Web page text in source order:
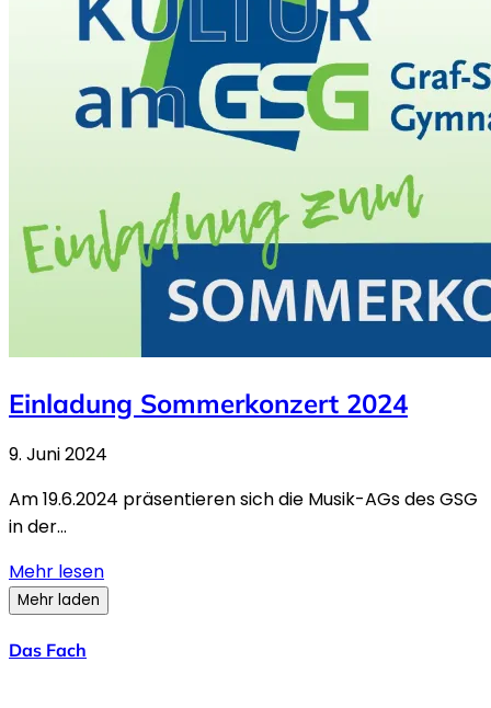
Einladung Sommerkonzert 2024
9. Juni 2024
Am 19.6.2024 präsentieren sich die Musik-AGs des GSG
in der...
Mehr lesen
Mehr laden
Das Fach